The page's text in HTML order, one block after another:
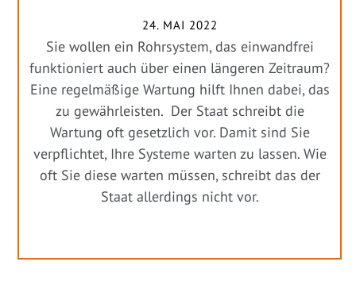
24. MAI 2022
Sie wollen ein Rohrsystem, das einwandfrei
funktioniert auch über einen längeren Zeitraum?
Eine regelmäßige Wartung hilft Ihnen dabei, das
zu gewährleisten. Der Staat schreibt die
Wartung oft gesetzlich vor. Damit sind Sie
verpflichtet, Ihre Systeme warten zu lassen. Wie
oft Sie diese warten müssen, schreibt das der
Staat allerdings nicht vor.